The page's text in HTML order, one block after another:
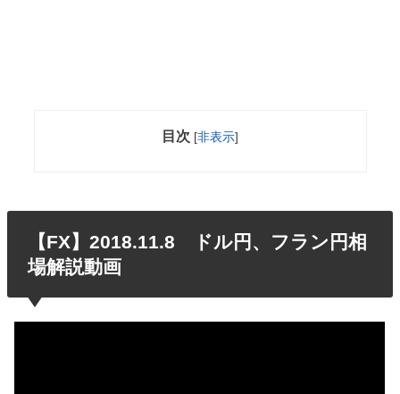
目次 [非表示]
【FX】2018.11.8 ドル円、フラン円相
場解説動画